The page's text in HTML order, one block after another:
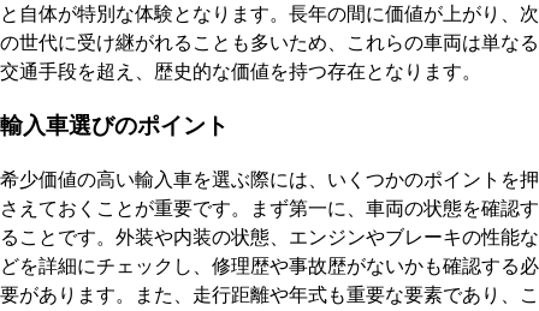
と自体が特別な体験となります。長年の間に価値が上がり、次
の世代に受け継がれることも多いため、これらの車両は単なる
交通手段を超え、歴史的な価値を持つ存在となります。
輸入車選びのポイント
希少価値の高い輸入車を選ぶ際には、いくつかのポイントを押
さえておくことが重要です。まず第一に、車両の状態を確認す
ることです。外装や内装の状態、エンジンやブレーキの性能な
どを詳細にチェックし、修理歴や事故歴がないかも確認する必
要があります。また、走行距離や年式も重要な要素であり、こ